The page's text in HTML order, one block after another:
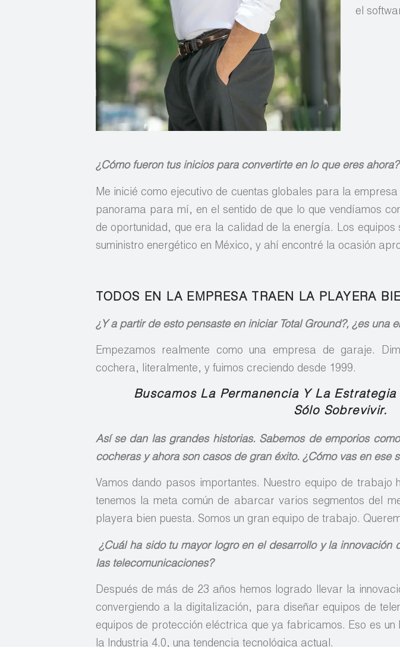
el
¿Cómo fueron tus inicios para convertirte en lo que eres ahora?
Me inicié como ejecutivo de cuentas globales para la
panorama para mí, en el sentido de que lo que vendíamos
de oportunidad, que era la calidad de la energía. Los equipos
suministro energético en México, y ahí encontré la ocasión
TODOS EN LA EMPRESA TRAEN LA PLAYERA
¿Y a partir de esto pensaste en iniciar Total Ground?, ¿es una
Empezamos realmente como una empresa de garaje.
cochera, literalmente, y fuimos creciendo desde 1999.
Buscamos La Permanencia Y La
Sólo Sobrevivir.
Así se dan las grandes historias. Sabemos de emporios
cocheras y ahora son casos de gran éxito. ¿Cómo vas en ese
Vamos dando pasos importantes. Nuestro equipo de trabajo
tenemos la meta común de abarcar varios segmentos del
playera bien puesta. Somos un gran equipo de trabajo.
¿Cuál ha sido tu mayor logro en el desarrollo y la innovación
las telecomunicaciones?
Después de más de 23 años hemos logrado llevar la
convergiendo a la digitalización, para diseñar equipos de
equipos de protección eléctrica que ya fabricamos. Eso es
la Industria 4.0, una tendencia tecnológica actual.